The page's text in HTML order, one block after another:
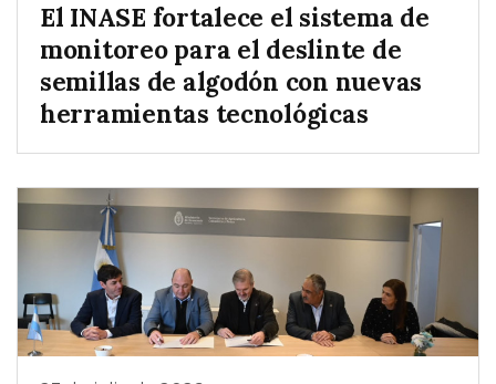
El INASE fortalece el sistema de
monitoreo para el deslinte de
semillas de algodón con nuevas
herramientas tecnológicas